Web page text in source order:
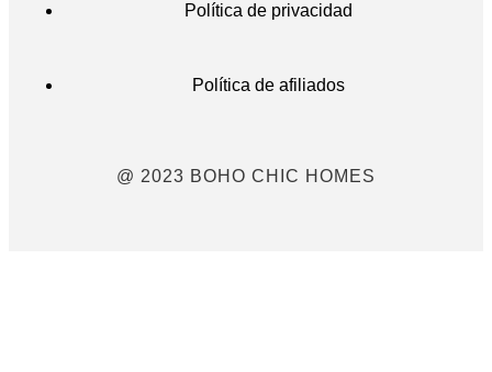
Política de privacidad
Política de afiliados
@ 2023 BOHO CHIC HOMES